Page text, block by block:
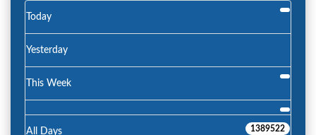
Today
Yesterday
This Week
All Days 1389522